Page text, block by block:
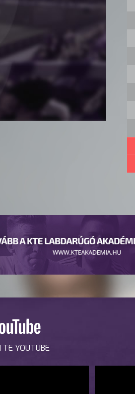
TE YOUTUBE